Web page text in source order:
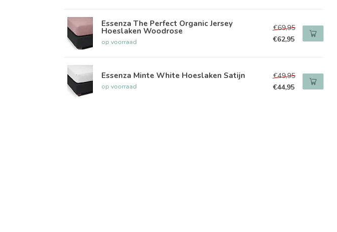
Essenza The Perfect Organic Jersey
Hoeslaken Woodrose
op voorraad
€69,95
€62,95
Essenza Minte White Hoeslaken Satijn
op voorraad
€49,95
€44,95